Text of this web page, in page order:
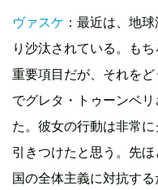
ヴァスケ ：最近は、地
り沙汰されている。も
重要項目だが、それを
でグレタ・トゥーンベ
た。彼女の行動は非常
引きつけたと思う。先
国の全体主義に対抗す